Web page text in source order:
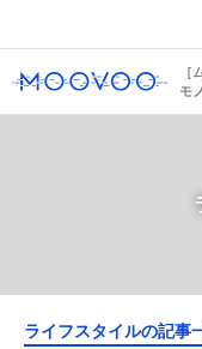
［
モ
ライフスタイルの記事